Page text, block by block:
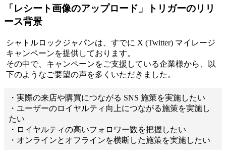
「レシート画像のアップロード」トリガーのリリ
ース背景
シャトルロックジャパンは、すでに X (Twitter) マイレージ
キャンペーンを提供しております。
その中で、キャンペーンをご支援している企業様から、以
下のようなご要望の声を多くいただきました。
・実際の来店や購買につながる SNS 施策を実施したい
・ユーザーのロイヤルティ向上につながる施策を実施し
たい
・ロイヤルティの高いフォロワー数を把握したい
・オンラインとオフラインを横断した施策を実施したい